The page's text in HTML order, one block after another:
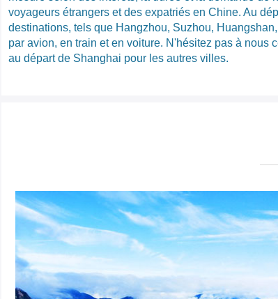
voyageurs étrangers et des expatriés en Chine. Au
destinations, tels que Hangzhou, Suzhou,
par avion, en train et en voiture. N'hésitez pas à
au départ de Shanghai pour les autres villes.